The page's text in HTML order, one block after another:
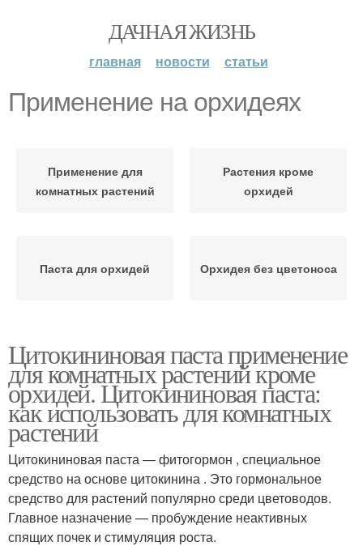
ДАЧНАЯ ЖИЗНЬ
главная новости статьи
Применение на орхидеях
Применение для
комнатных растений
Растения кроме
орхидей
Паста для орхидей Орхидея без цветоноса
Цитокининовая паста применение
для комнатных растений кроме
орхидей. Цитокининовая паста:
как использовать для комнатных
растений
Цитокининовая паста — фитогормон , специальное
средство на основе цитокинина . Это гормональное
средство для растений популярно среди цветоводов.
Главное назначение — пробуждение неактивных
спящих почек и стимуляция роста.